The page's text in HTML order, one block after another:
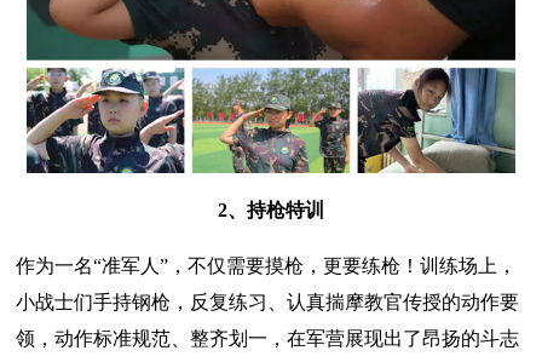
2、持枪特训
作为一名“准军人”，不仅需要摸枪，更要练枪！训练场上，
小战士们手持钢枪，反复练习、认真揣摩教官传授的动作要
领，动作标准规范、整齐划一，在军营展现出了昂扬的斗志